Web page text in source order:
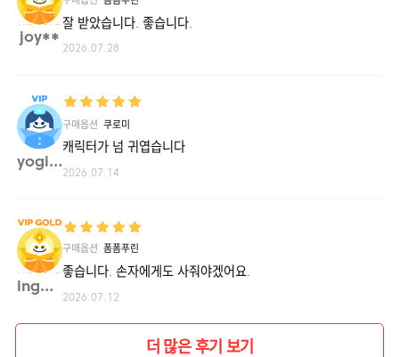
joy**
잘 받았습니다. 좋습니다.
2026.07.28
yogin**
구매옵션 쿠로미
캐릭터가 넘 귀엽습니다
2026.07.14
ingo**
구매옵션 폼폼푸린
좋습니다. 손자에게도 사줘야겠어요.
2026.07.12
더 많은 후기 보기